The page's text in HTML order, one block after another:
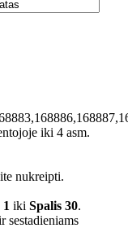
iki 4 asm.
nukreipti.
iki Spalis 30.
sestadieniams